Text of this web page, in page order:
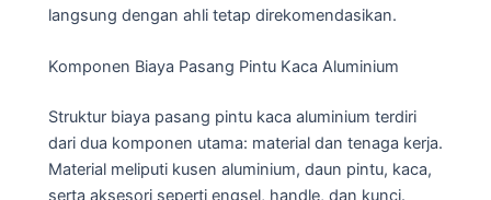
langsung dengan ahli tetap direkomendasikan.
Komponen Biaya Pasang Pintu Kaca Aluminium
Struktur biaya pasang pintu kaca aluminium terdiri
dari dua komponen utama: material dan tenaga kerja.
Material meliputi kusen aluminium, daun pintu, kaca,
serta aksesori seperti engsel, handle, dan kunci.